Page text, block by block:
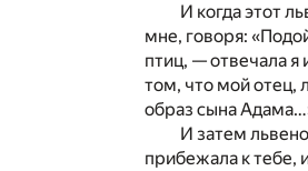
И когда этот
мне, говоря:
птиц, — отвечала я
том, что мой отец,
образ сына
И затем
прибежала к тебе,